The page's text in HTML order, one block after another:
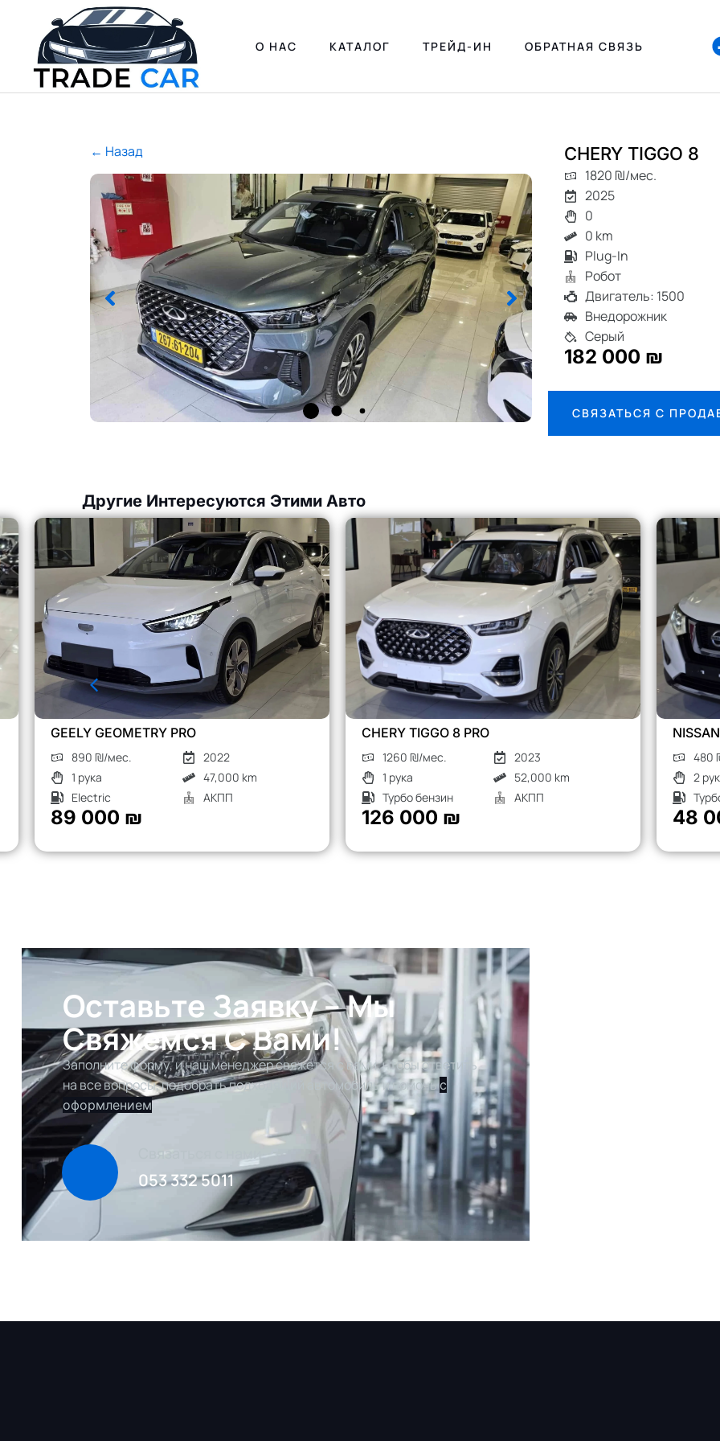
О НАС КАТАЛОГ ТРЕЙД-ИН ОБРАТНАЯ СВЯЗЬ
← Назад CHERY TIGGO 8
1820 ₪/мес.
2025
0
0 km
Plug-In
Робот
Двигатель: 1500
Внедорожник
Серый
182 000 ₪
СВЯЗАТЬСЯ С
Другие Интересуются Этими Авто
CHERY TIGGO 8 PRO
1260 ₪/мес.
52,000 km
Турбо бензин
126 000 ₪
NISSAN X-TRAIL
480 ₪/мес.
136,000 km
Турбо дизель
48 000 ₪
Оставьте Заявку – Мы
Свяжемся С Вами!
Заполните форму, и наш менеджер свяжется с вами, чтобы ответить
на все вопросы, подобрать подходящий автомобиль и помочьс
оформлением
Связаться с нами
053 332 5011